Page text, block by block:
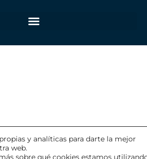
y analíticas para darte la mejor
web.
sobre qué cookies estamos